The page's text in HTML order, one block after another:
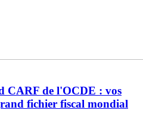
CARF de l'OCDE : vos
fichier fiscal mondial